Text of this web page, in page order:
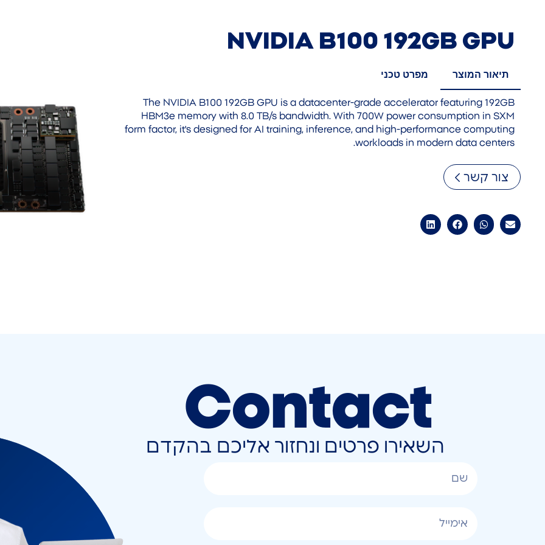
NVIDIA B100 192GB GPU
תיאור המוצר מפרט טכני
The NVIDIA B100 192GB GPU is a datacenter-grade accelerator featuring 192GB
HBM3e memory with 8.0 TB/s bandwidth. With 700W power consumption in SXM
form factor, it's designed for AI training, inference, and high-performance computing
workloads in modern data centers.
צור קשר
Contact
השאירו פרטים ונחזור אליכם בהקדם